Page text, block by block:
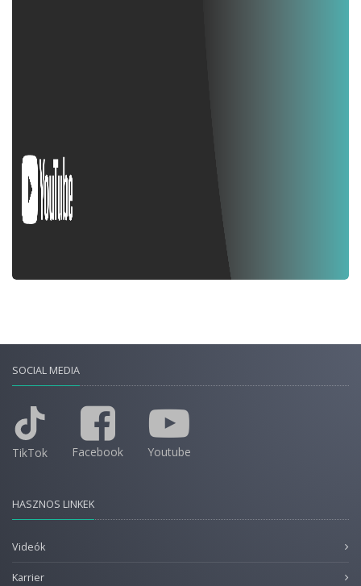
SOCIAL MEDIA
TikTok Facebook Youtube
HASZNOS LINKEK
Videók
Karrier